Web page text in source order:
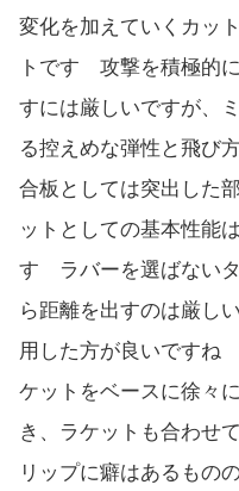
変化を加えていくカッ
トです 攻撃を積極的
すには厳しいですが、
る控えめな弾性と飛び
合板としては突出した
ットとしての基本性能
す ラバーを選ばない
ら距離を出すのは厳し
用した方が良いですね
ケットをベースに徐々
き、ラケットも合わせ
リップに癖はあるもの